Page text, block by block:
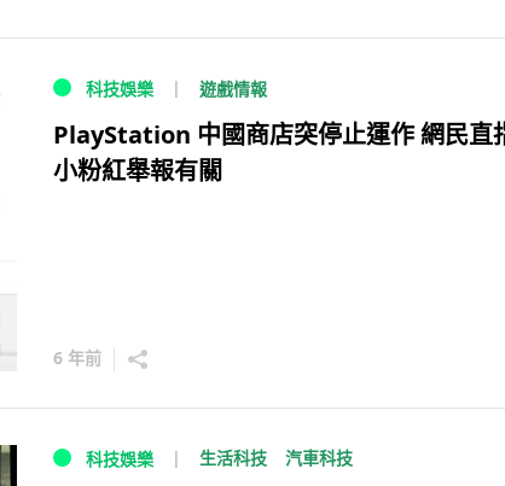
科技娛樂 遊戲情報
PlayStation 中國商店突停止運作 網民直
小粉紅舉報有關
6 年前
科技娛樂 生活科技 汽車科技